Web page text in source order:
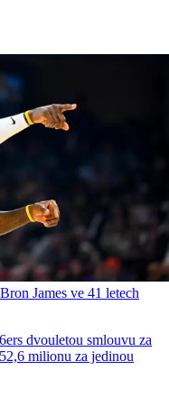
James ve 41 letech
dvouletou smlouvu za
milionu za jedinou